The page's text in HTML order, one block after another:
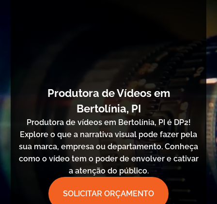
Produtora de Vídeos em
Bertolínia, PI
Produtora de vídeos em Bertolínia, PI é DP2!
Explore o que a narrativa visual pode fazer pela
sua marca, empresa ou departamento. Conheça
como o vídeo tem o poder de envolver e cativar
a atenção do público.
SOLICITAR ORÇAMENTO